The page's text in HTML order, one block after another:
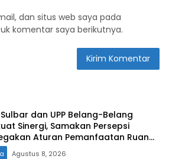
dan situs web saya pada
komentar saya berikutnya.
Sulbar dan UPP Belang-Belang
Sinergi, Samakan Persepsi
Aturan Pemanfaatan Ruang
Agustus 8, 2026